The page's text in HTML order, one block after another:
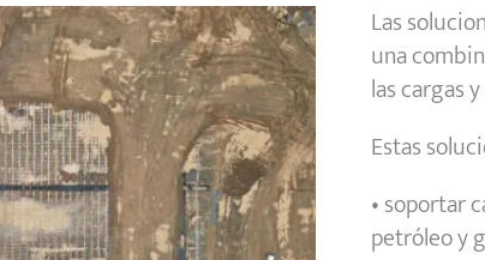
Las
una
las cargas
Estas
• soportar
petróleo y